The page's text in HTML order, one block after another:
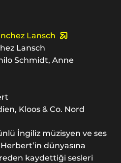
Lansch
Lansch
Schmidt, Anne
Kloos & Co. Nord
İngiliz müzisyen ve ses
dünyasına
kaydettiği sesleri